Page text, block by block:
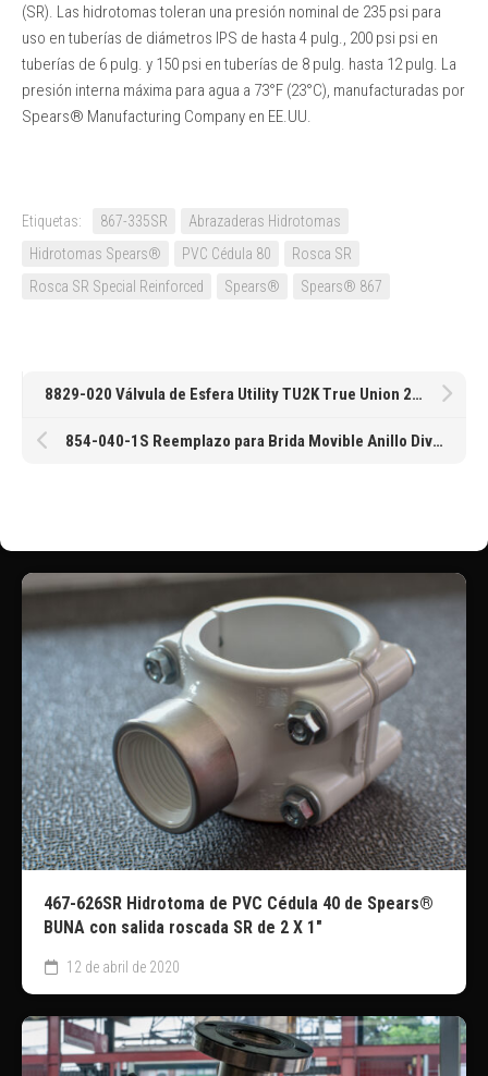
(SR). Las hidrotomas toleran una presión nominal de 235 psi para
uso en tuberías de diámetros IPS de hasta 4 pulg., 200 psi psi en
tuberías de 6 pulg. y 150 psi en tuberías de 8 pulg. hasta 12 pulg. La
presión interna máxima para agua a 73°F (23°C), manufacturadas por
Spears® Manufacturing Company en EE.UU.
Etiquetas: 867-335SR
Abrazaderas Hidrotomas
Hidrotomas Spears®
PVC Cédula 80
Rosca SR
Rosca SR Special Reinforced
Spears® Spears® 867
8829-020 Válvula de Esfera Utility TU2K True Union 2000 de Spears® EPDM Cementar/Roscar de 2″
854-040-1S Reemplazo para Brida Movible Anillo Dividido (Split Flange Ring) 4″ de Spears®
467-626SR Hidrotoma de PVC Cédula 40 de Spears®
BUNA con salida roscada SR de 2 X 1″
12 de abril de 2020